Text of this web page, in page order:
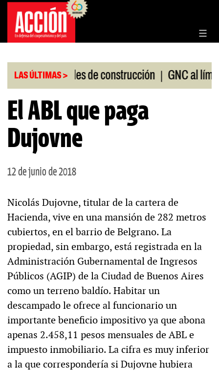
Saltar
contenido
LAS ÚLTIMAS >
de materiales de construcción | GNC al límite
El ABL que paga
Dujovne
12 de junio de 2018
Nicolás Dujovne, titular de la cartera de
Hacienda, vive en una mansión de 282 metros
cubiertos, en el barrio de Belgrano. La
propiedad, sin embargo, está registrada en la
Administración Gubernamental de Ingresos
Públicos (AGIP) de la Ciudad de Buenos Aires
como un terreno baldío. Habitar un
descampado le ofrece al funcionario un
importante beneficio impositivo ya que abona
apenas 2.458,11 pesos mensuales de ABL e
impuesto inmobiliario. La cifra es muy inferior
a la que correspondería si Dujovne hubiera